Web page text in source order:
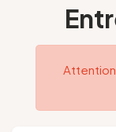
Préparer mon
Nos suggestions